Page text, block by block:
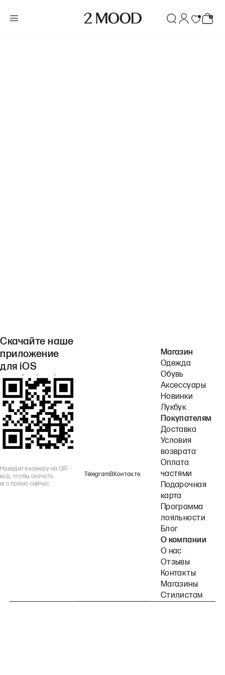
Скачайте наше
приложение
для iOS
или Android.
Наведите камеру на QR-
код, чтобы скачать
его прямо сейчас
TelegramВКонтакте
Магазин
Одежда
Обувь
Аксессуары
Новинки
Лукбук
Покупателям
Доставка
Условия
возврата
Оплата
частями
Подарочная
карта
Программа
лояльности
Блог
О компании
О нас
Отзывы
Контакты
Магазины
Стилистам